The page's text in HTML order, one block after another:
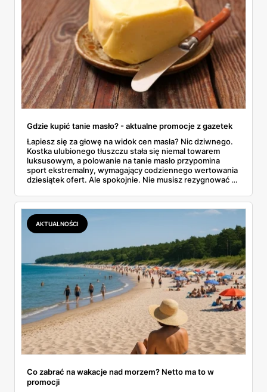
Gdzie kupić tanie masło? - aktualne promocje z gazetek
Łapiesz się za głowę na widok cen masła? Nic dziwnego.
Kostka ulubionego tłuszczu stała się niemal towarem
luksusowym, a polowanie na tanie masło przypomina
sport ekstremalny, wymagający codziennego wertowania
dziesiątek ofert. Ale spokojnie. Nie musisz rezygnować z
największych sklepów, od Biedronki po Lidla, i
podpowiemy, jak skutecznie tropić okazje w gazetkach
promocyjnych. Koniec z przepłacaniem.
AKTUALNOŚCI
Co zabrać na wakacje nad morzem? Netto ma to w
promocji